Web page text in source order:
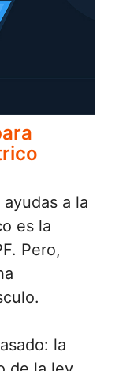
a la
es la
Pero,
la